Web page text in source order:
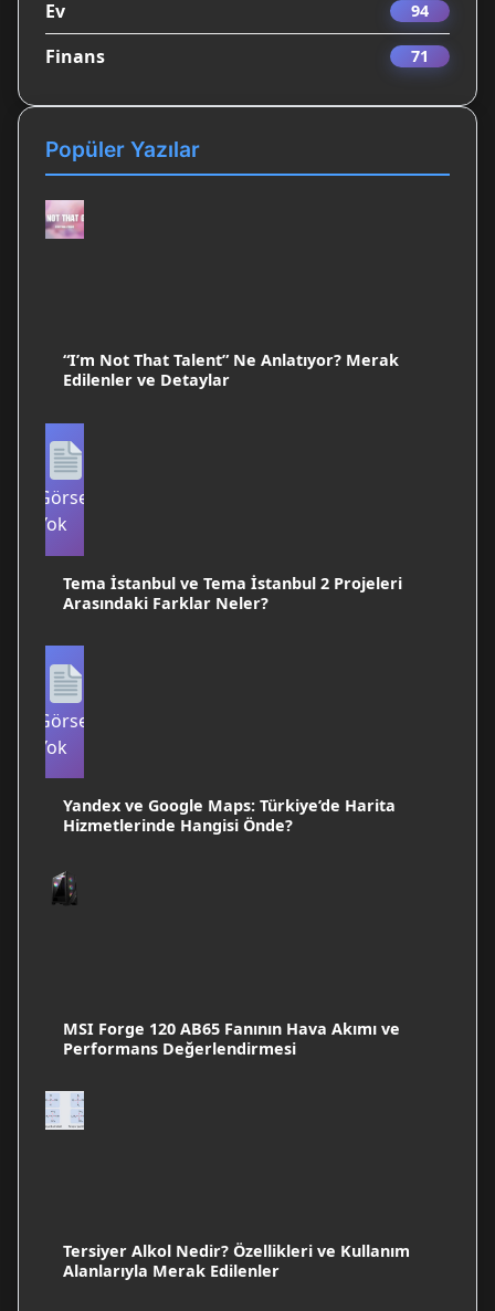
Ev 94
Finans 71
Popüler Yazılar
“I’m Not That Talent” Ne Anlatıyor? Merak
Edilenler ve Detaylar
Görsel
Yok
Tema İstanbul ve Tema İstanbul 2 Projeleri
Arasındaki Farklar Neler?
Görsel
Yok
Yandex ve Google Maps: Türkiye’de Harita
Hizmetlerinde Hangisi Önde?
MSI Forge 120 AB65 Fanının Hava Akımı ve
Performans Değerlendirmesi
Tersiyer Alkol Nedir? Özellikleri ve Kullanım
Alanlarıyla Merak Edilenler